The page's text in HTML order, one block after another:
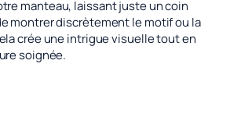
manteau, laissant juste un coin
montrer discrètement le motif ou la
crée une intrigue visuelle tout en
soignée.